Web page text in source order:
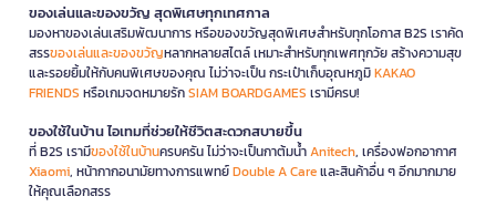
ของเล่นและของขวัญ สุดพิเศษทุกเทศกาล
มองหาของเล่นเสริมพัฒนาการ หรือของขวัญสุดพิเศษสำหรับทุกโอกาส B2S เราคัด
สรรของเล่นและของขวัญหลากหลายสไตล์ เหมาะสำหรับทุกเพศทุกวัย สร้างความสุข
และรอยยิ้มให้กับคนพิเศษของคุณ ไม่ว่าจะเป็น กระเป๋าเก็บอุณหภูมิKAKAO
FRIENDS หรือเกมจดหมายรักSIAM BOARDGAMES เรามีครบ!
ของใช้ในบ้าน ไอเทมที่ช่วยให้ชีวิตสะดวกสบายขึ้น
ที่ B2S เรามีของใช้ในบ้านครบครัน ไม่ว่าจะเป็นกาต้มน้ำAnitech, เครื่องฟอกอากาศ
Xiaomi, หน้ากากอนามัยทางการแพทย์Double A Careและสินค้าอื่น ๆ อีกมากมาย
ให้คุณเลือกสรร